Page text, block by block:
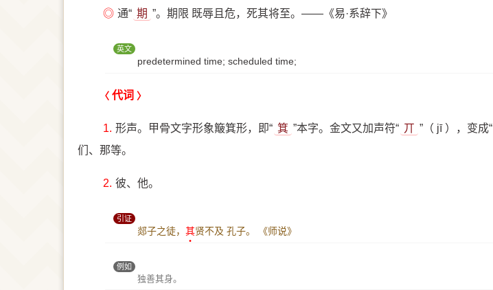
◎ 通“ 期 ”。期限 既辱且危，死其将至。——《易·系辞下》
英文
predetermined time; scheduled time;
代词
1. 形声。甲骨文字形象簸箕形，即“ 箕 ”本字。金文又加声符“ 丌 ”（ jī ），变成“
们、那等。
2. 彼、他。
引证
郯子之徒， 其贤不及 孔子。 《师说》
例如
独善其身。